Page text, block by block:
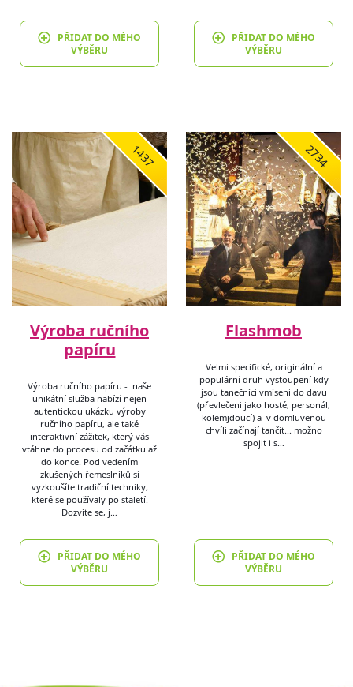
PŘIDAT DO MÉHO
VÝBĚRU
PŘIDAT DO MÉHO
VÝBĚRU
1437
Výroba ručního
papíru
Výroba ručního papíru - naše
unikátní služba nabízí nejen
autentickou ukázku výroby
ručního papíru, ale také
interaktivní zážitek, který vás
vtáhne do procesu od začátku až
do konce. Pod vedením
zkušených řemeslníků si
vyzkoušíte tradiční techniky,
které se používaly po staletí.
Dozvíte se, j…
PŘIDAT DO MÉHO
VÝBĚRU
2734
Flashmob
Velmi specifické, originální a
populární druh vystoupení kdy
jsou tanečníci vmíseni do davu
(převlečeni jako hosté, personál,
kolemjdoucí) a v domluvenou
chvíli začínají tančit... možno
spojit i s…
PŘIDAT DO MÉHO
VÝBĚRU